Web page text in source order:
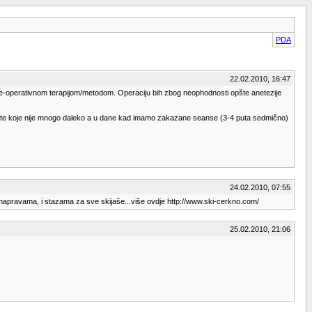
PDA
22.02.2010, 16:47
terapijom/metodom. Operaciju bih zbog neophodnosti opšte anetezije
koje nije mnogo daleko a u dane kad imamo zakazane seanse (3-4 puta sedmično)
24.02.2010, 07:55
i stazama za sve skijaše...više ovdje http://www.ski-cerkno.com/
25.02.2010, 21:06